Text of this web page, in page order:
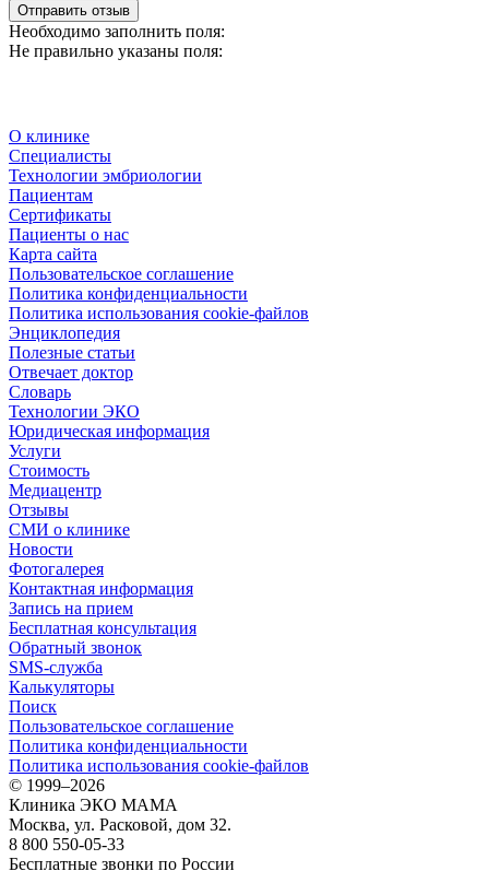
Отправить отзыв
Необходимо заполнить поля:
Не правильно указаны поля:
О клинике
Специалисты
Технологии эмбриологии
Пациентам
Сертификаты
Пациенты о нас
Карта сайта
Пользовательское соглашение
Политика конфиденциальности
Политика использования cookie-файлов
Энциклопедия
Полезные статьи
Отвечает доктор
Словарь
Технологии ЭКО
Юридическая информация
Услуги
Стоимость
Медиацентр
Отзывы
СМИ о клинике
Новости
Фотогалерея
Контактная информация
Запись на прием
Бесплатная консультация
Обратный звонок
SMS-служба
Калькуляторы
Поиск
Пользовательское соглашение
Политика конфиденциальности
Политика использования cookie-файлов
© 1999–2026
Клиника ЭКО МАМА
Москва, ул. Расковой, дом 32.
8 800 550-05-33
Бесплатные звонки по России